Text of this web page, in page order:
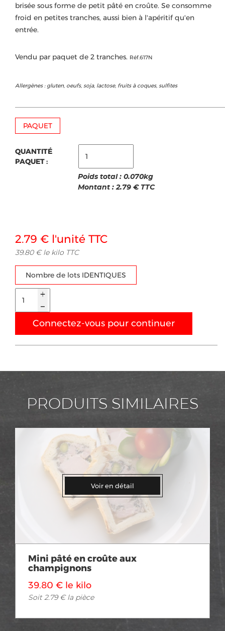
brisée sous forme de petit pâté en croûte. Se consomme
froid en petites tranches, aussi bien à l'apéritif qu'en
entrée.
Vendu par paquet de 2 tranches. Réf.617N
Allergènes : gluten, oeufs, soja, lactose, fruits à coques, sulfites
PAQUET
QUANTITÉ
PAQUET :
Poids total : 0.070kg
Montant :2.79 € TTC
2.79 € l'unité TTC
39.80 € le kilo TTC
Nombre de lots IDENTIQUES
Connectez-vous pour continuer
PRODUITS SIMILAIRES
Voir en détail
Mini pâté en croûte aux
champignons
39.80 € le kilo
Soit 2.79 € la pièce